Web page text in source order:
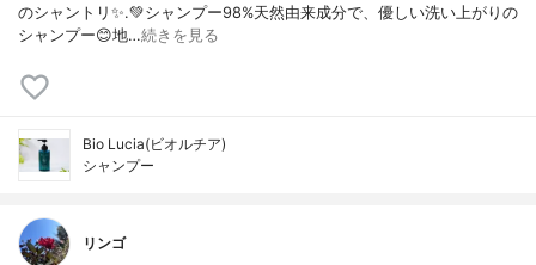
のシャントリ✨⁡.💚シャンプー98%天然由来成分で、優しい洗い上がりの
シャンプー😊地…続きを見る
Bio Lucia(ビオルチア)
シャンプー
リンゴ